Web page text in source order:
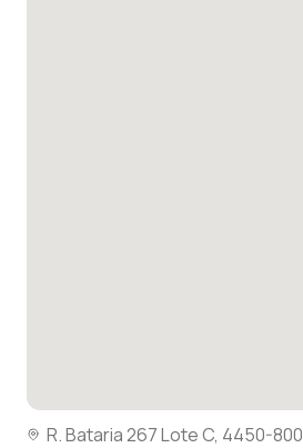
R. Bataria 267 Lote C, 4450-